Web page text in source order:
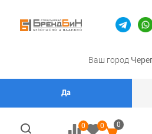
Ваш город
Да
0 0 0